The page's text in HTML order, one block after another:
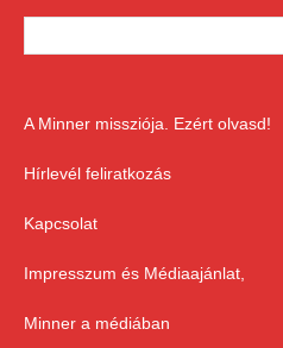
A Minner missziója. Ezért olvasd!
Hírlevél feliratkozás
Kapcsolat
Impresszum és Médiaajánlat,
Minner a médiában